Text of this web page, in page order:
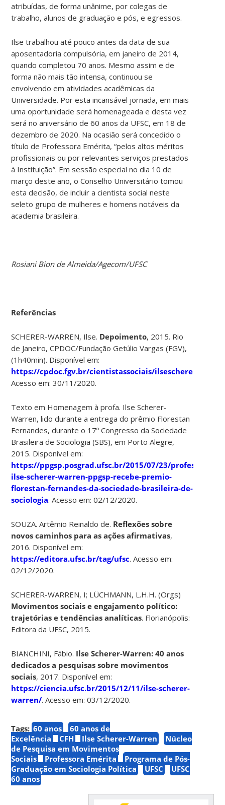
atribuídas, de forma unânime, por colegas de
trabalho, alunos de graduação e pós, e egressos.
Ilse trabalhou até pouco antes da data de sua
aposentadoria compulsória, em janeiro de 2014,
quando completou 70 anos. Mesmo assim e de
forma não mais tão intensa, continuou se
envolvendo em atividades acadêmicas da
Universidade. Por esta incansável jornada, em mais
uma oportunidade será homenageada e desta vez
será no aniversário de 60 anos da UFSC, em 18 de
dezembro de 2020. Na ocasião será concedido o
título de Professora Emérita, “pelos altos méritos
profissionais ou por relevantes serviços prestados
à Instituição”. Em sessão especial no dia 10 de
março deste ano, o Conselho Universitário tomou
esta decisão, de incluir a cientista social neste
seleto grupo de mulheres e homens notáveis da
academia brasileira.
Rosiani Bion de Almeida/Agecom/UFSC
Referências
SCHERER-WARREN, Ilse. Depoimento, 2015. Rio
de Janeiro, CPDOC/Fundação Getúlio Vargas (FGV),
(1h40min). Disponível em:
https://cpdoc.fgv.br/cientistassociais/ilsescherer
Acesso em: 30/11/2020.
Texto em Homenagem à profa. Ilse Scherer-
Warren, lido durante a entrega do prêmio Florestan
Fernandes, durante o 17º Congresso da Sociedade
Brasileira de Sociologia (SBS), em Porto Alegre,
2015. Disponível em:
https://ppgsp.posgrad.ufsc.br/2015/07/23/professora-
ilse-scherer-warren-ppgsp-recebe-premio-
florestan-fernandes-da-sociedade-brasileira-de-
sociologia. Acesso em: 02/12/2020.
SOUZA. Artêmio Reinaldo de. Reflexões sobre
novos caminhos para as ações afirmativas,
2016. Disponível em:
https://editora.ufsc.br/tag/ufsc. Acesso em:
02/12/2020.
SCHERER-WARREN, I; LÜCHMANN, L.H.H. (Orgs)
Movimentos sociais e engajamento político:
trajetórias e tendências analíticas. Florianópolis:
Editora da UFSC, 2015.
BIANCHINI, Fábio. Ilse Scherer-Warren: 40 anos
dedicados a pesquisas sobre movimentos
sociais, 2017. Disponível em:
https://ciencia.ufsc.br/2015/12/11/ilse-scherer-
warren/. Acesso em: 03/12/2020.
Tags: 60 anos
60 anos de
Excelência
CFH Ilse Scherer-Warren
Núcleo
de Pesquisa em Movimentos
Sociais
Professora Emérita
Programa de Pós-
Graduação em Sociologia Política
UFSC
UFSC
60 anos